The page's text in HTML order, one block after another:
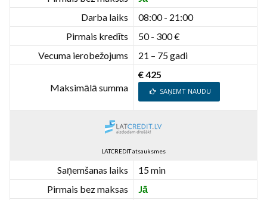
Darba laiks
08:00 - 21:00
Pirmais kredīts
50 - 300 €
Vecuma ierobežojums
21 – 75 gadi
Maksimālā summa
€ 425
SAŅEMT NAUDU
LATCREDIT atsauksmes
Saņemšanas laiks
15 min
Pirmais bez maksas
Jā